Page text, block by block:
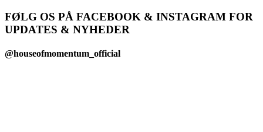
FØLG OS PÅ FACEBOOK & INSTAGRAM FOR
UPDATES & NYHEDER
@houseofmomentum_official